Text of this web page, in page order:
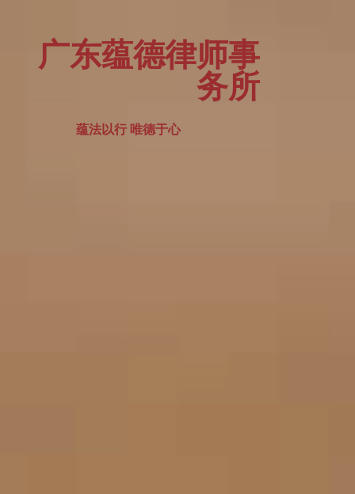
广东蕴德律师事
务所
蕴法以行 唯德于心